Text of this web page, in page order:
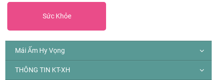
Sức Khỏe
Mái Ấm Hy Vọng
THÔNG TIN KT-XH